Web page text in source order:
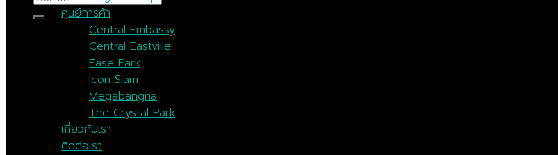
ศูนย์การค้า
Central Embassy
Central Eastville
Ease Park
Icon Siam
Megabangna
The Crystal Park
เกี่ยวกับเรา
ติดต่อเรา